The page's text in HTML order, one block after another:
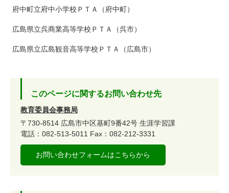
府中町立府中小学校ＰＴＡ（府中町）
広島県立呉商業高等学校ＰＴＡ（呉市）
広島県立広島観音高等学校ＰＴＡ（広島市）
このページに関するお問い合わせ先
教育委員会事務局
〒730-8514 広島市中区基町9番42号 生涯学習課
電話：082-513-5011 Fax：082-212-3331
お問い合わせフォームはこちらから